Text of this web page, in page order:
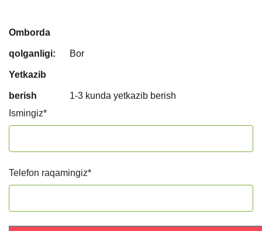
Omborda
qolganligi: Bor
Yetkazib
berish
1-3 kunda yetkazib berish
Ismingiz*
Telefon raqamingiz*